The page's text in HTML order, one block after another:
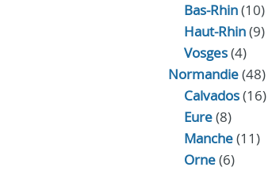
Bas-Rhin(10)
Haut-Rhin(9)
Vosges(4)
Normandie(48)
Calvados(16)
Eure(8)
Manche(11)
Orne(6)